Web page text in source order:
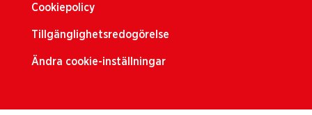
Cookiepolicy
Tillgänglighetsredogörelse
Ändra cookie-inställningar